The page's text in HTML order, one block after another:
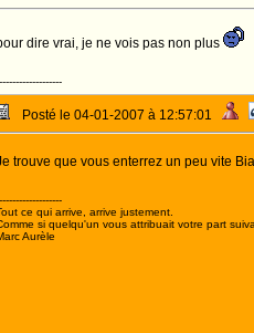
dire vrai, je ne vois pas non plus
Posté le 04-01-2007 à 12:57:01
trouve que vous enterrez un peu vite
ce qui arrive, arrive justement.
si quelqu'un vous attribuait votre part
Aurèle